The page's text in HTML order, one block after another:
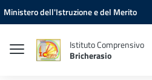
Vai ai contenuti
Vai al menu di navigazione
Vai al footer
Ministero dell'Istruzione e del Merito
Istituto Comprensivo
Bricherasio